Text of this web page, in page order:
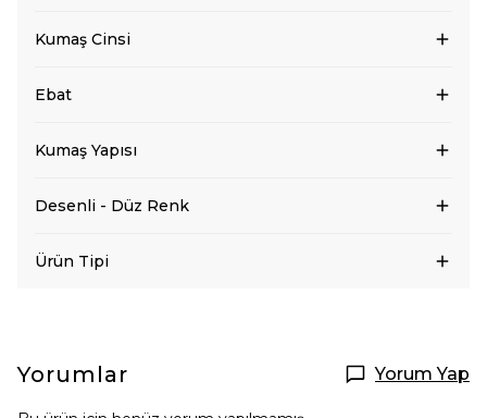
Kumaş Cinsi
Ebat
Kumaş Yapısı
Desenli - Düz Renk
Ürün Tipi
Yorumlar Yorum Yap